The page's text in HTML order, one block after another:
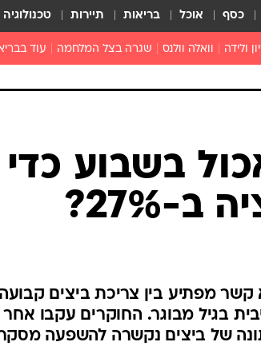
כסף אוכל בריאות תיירות טכנולוגיה
ולידה וואלה וולנס שגרה בצל המלחמה עוד
פסיכולוגיה
אופטיקה
טוב לדעת
רפואה
בשבוע כדי
27%?
יותר מ-15 שנה מצא קשר מפתיע בין צריכת ביצים
בגיל מבוגר. החוקרים עקבו אחר
מתונה של ביצים נקשרה להשפעה